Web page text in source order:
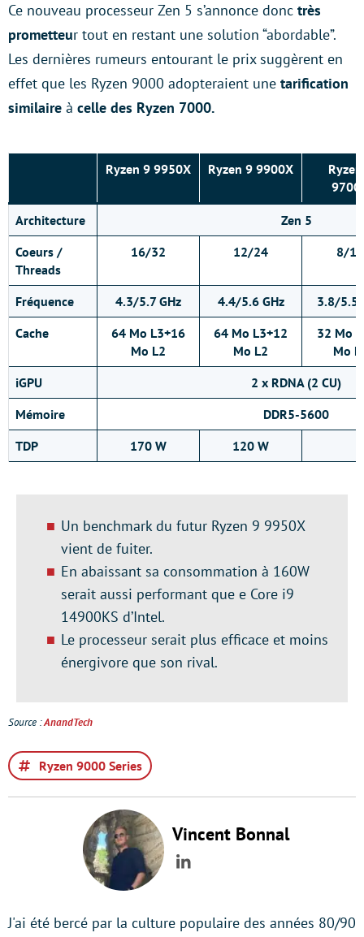
Ce nouveau processeur Zen 5 s’annonce donc très
prometteur tout en restant une solution “abordable”.
Les dernières rumeurs entourant le prix suggèrent en
effet que les Ryzen 9000 adopteraient une tarification
similaire à celle des Ryzen 7000.
Ryzen 9 9950X Ryzen 9 9900X
Architecture
Zen 5
Coeurs /
Threads
16/32 12/24 8/16
Fréquence 4.3/5.7 GHz 4.4/5.6 GHz
3.8/5.5
Cache
64 Mo L3+16
Mo L2
64 Mo L3+12
Mo L2
32 Mo
Mo
iGPU
2 x RDNA (2 CU)
Mémoire
DDR5-5600
TDP
170 W 120 W
Un benchmark du futur Ryzen 9 9950X
vient de fuiter.
En abaissant sa consommation à 160W
serait aussi performant que e Core i9
14900KS d’Intel.
Le processeur serait plus efficace et moins
énergivore que son rival.
Source :AnandTech
Ryzen 9000 Series
Vincent Bonnal
LinkedIn
J'ai été bercé par la culture populaire des années 80/90